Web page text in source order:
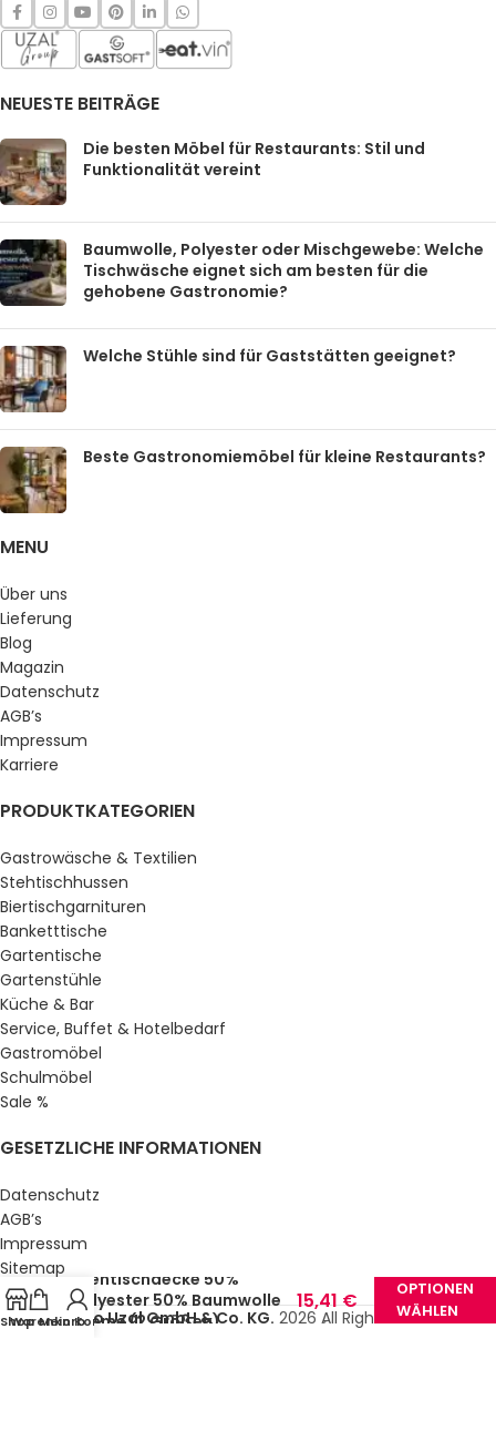
NEUESTE BEITRÄGE
Die besten Möbel für Restaurants: Stil und
Funktionalität vereint
Baumwolle, Polyester oder Mischgewebe: Welche
Tischwäsche eignet sich am besten für die
gehobene Gastronomie?
Welche Stühle sind für Gaststätten geeignet?
Beste Gastronomiemöbel für kleine Restaurants?
MENU
Über uns
Lieferung
Blog
Magazin
Datenschutz
AGB’s
Impressum
Karriere
PRODUKTKATEGORIEN
Gastrowäsche & Textilien
Stehtischhussen
Biertischgarnituren
Banketttische
Gartentische
Gartenstühle
Küche & Bar
Service, Buffet & Hotelbedarf
Gastromöbel
Schulmöbel
Sale %
GESETZLICHE INFORMATIONEN
Datenschutz
AGB’s
Impressum
Sitemap
Über uns
© Gastro Uzal GmbH & Co. KG. 2026 All Rights Reserved.
Shop
Warenkorb
Mein Konto
Stehtischdecke 50%
Polyester 50% Baumwolle
Creme (2 Größen)
15,41€
(inkl.
OPTIONEN
WÄHLEN